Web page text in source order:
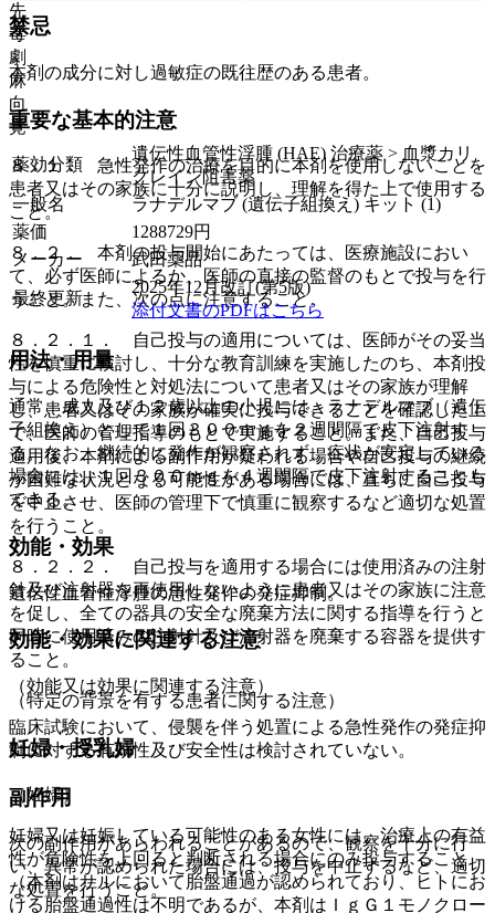
禁忌
本剤の成分に対し過敏症の既往歴のある患者。
重要な基本的注意
８．１． 急性発作の治療を目的に本剤を使用しないことを
患者又はその家族に十分に説明し、理解を得た上で使用する
こと。
８．２． 本剤の投与開始にあたっては、医療施設におい
て、必ず医師によるか、医師の直接の監督のもとで投与を行
うこと。また、次の点に注意すること。
８．２．１． 自己投与の適用については、医師がその妥当
性を慎重に検討し、十分な教育訓練を実施したのち、本剤投
与による危険性と対処法について患者又はその家族が理解
し、患者又はその家族が確実に投与できることを確認した上
で、医師の管理指導のもとで実施すること。また、自己投与
適用後、本剤による副作用が疑われる場合や自己投与の継続
が困難な状況となる可能性がある場合には、直ちに自己投与
を中止させ、医師の管理下で慎重に観察するなど適切な処置
を行うこと。
８．２．２． 自己投与を適用する場合には使用済みの注射
針及び注射器を再使用しないように患者又はその家族に注意
を促し、全ての器具の安全な廃棄方法に関する指導を行うと
同時に使用済みの注射針及び注射器を廃棄する容器を提供す
ること。
（特定の背景を有する患者に関する注意）
妊婦・授乳婦
（妊婦）
妊婦又は妊娠している可能性のある女性には、治療上の有益
性が危険性を上回ると判断される場合にのみ投与すること
（本剤はサルにおいて胎盤通過が認められており、ヒトにお
ける胎盤通過性は不明であるが、本剤はＩｇＧ１モノクロー
先
毒
劇
麻
向
覚
薬効分類
遺伝性血管性浮腫 (HAE) 治療薬 > 血漿カリ
クレイン阻害薬
一般名
ラナデルマブ (遺伝子組換え) キット (1)
薬価
1288729円
メーカー
武田薬品
最終更新
2025年12月改訂(第5版)
添付文書のPDFはこちら
用法・用量
通常、成人及び１２歳以上の小児には、ラナデルマブ（遺伝
子組換え）として１回３００ｍｇを２週間隔で皮下注射す
る。なお、継続的に発作が観察されず、症状が安定している
場合には、１回３００ｍｇを４週間隔で皮下注射することも
できる。
効能・効果
遺伝性血管性浮腫の急性発作の発症抑制。
効能・効果に関連する注意
（効能又は効果に関連する注意）
臨床試験において、侵襲を伴う処置による急性発作の発症抑
制に対する有効性及び安全性は検討されていない。
副作用
次の副作用があらわれることがあるので、観察を十分に行
い、異常が認められた場合には、投与を中止するなど、適切
な処置を行うこと。